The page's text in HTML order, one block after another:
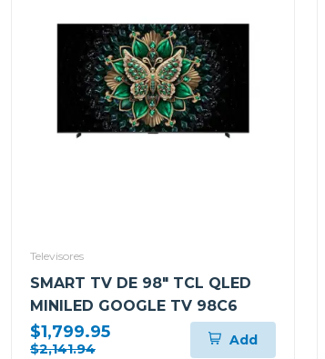
Televisores
SMART TV DE 98" TCL QLED
MINILED GOOGLE TV 98C6
$1,799.95
$2,141.94
Add